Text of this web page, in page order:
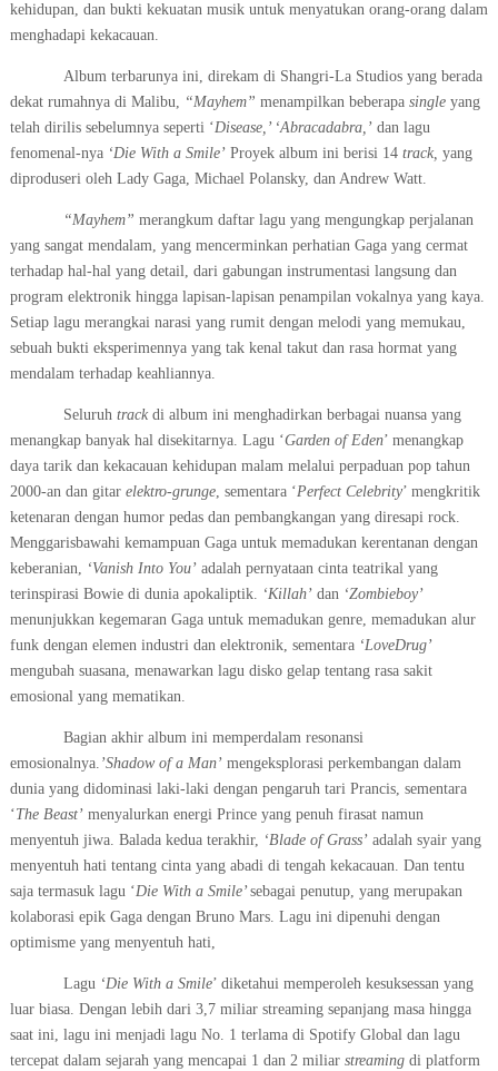
kehidupan, dan bukti kekuatan musik untuk menyatukan orang-orang dalam
menghadapi kekacauan.
Album terbarunya ini, direkam di Shangri-La Studios yang berada
dekat rumahnya di Malibu, “Mayhem” menampilkan beberapa singleyang
telah dirilis sebelumnya seperti ‘Disease,’ ‘Abracadabra,’dan lagu
fenomenal-nya ‘Die With a Smile’Proyek album ini berisi 14 track, yang
diproduseri oleh Lady Gaga, Michael Polansky, dan Andrew Watt.
“Mayhem” merangkum daftar lagu yang mengungkap perjalanan
yang sangat mendalam, yang mencerminkan perhatian Gaga yang cermat
terhadap hal-hal yang detail, dari gabungan instrumentasi langsung dan
program elektronik hingga lapisan-lapisan penampilan vokalnya yang kaya.
Setiap lagu merangkai narasi yang rumit dengan melodi yang memukau,
sebuah bukti eksperimennya yang tak kenal takut dan rasa hormat yang
mendalam terhadap keahliannya.
Seluruh trackdi album ini menghadirkan berbagai nuansa yang
menangkap banyak hal disekitarnya. Lagu ‘Garden of Eden’ menangkap
daya tarik dan kekacauan kehidupan malam melalui perpaduan pop tahun
2000-an dan gitar elektro-grunge, sementara ‘Perfect Celebrity’ mengkritik
ketenaran dengan humor pedas dan pembangkangan yang diresapi rock.
Menggarisbawahi kemampuan Gaga untuk memadukan kerentanan dengan
keberanian, ‘Vanish Into You’adalah pernyataan cinta teatrikal yang
terinspirasi Bowie di dunia apokaliptik. ‘Killah’dan ‘Zombieboy’
menunjukkan kegemaran Gaga untuk memadukan genre, memadukan alur
funk dengan elemen industri dan elektronik, sementara ‘LoveDrug’
mengubah suasana, menawarkan lagu disko gelap tentang rasa sakit
emosional yang mematikan.
Bagian akhir album ini memperdalam resonansi
emosionalnya. ’Shadow of a Man’mengeksplorasi perkembangan dalam
dunia yang didominasi laki-laki dengan pengaruh tari Prancis, sementara
‘The Beast’menyalurkan energi Prince yang penuh firasat namun
menyentuh jiwa. Balada kedua terakhir, ‘Blade of Grass’adalah syair yang
menyentuh hati tentang cinta yang abadi di tengah kekacauan. Dan tentu
saja termasuk lagu ‘Die With a Smile’sebagai penutup, yang merupakan
kolaborasi epik Gaga dengan Bruno Mars. Lagu ini dipenuhi dengan
optimisme yang menyentuh hati,
Lagu ‘Die With a Smile’ diketahui memperoleh kesuksessan yang
luar biasa. Dengan lebih dari 3,7 miliar streaming sepanjang masa hingga
saat ini, lagu ini menjadi lagu No. 1 terlama di Spotify Global dan lagu
tercepat dalam sejarah yang mencapai 1 dan 2 miliar streaming di platform